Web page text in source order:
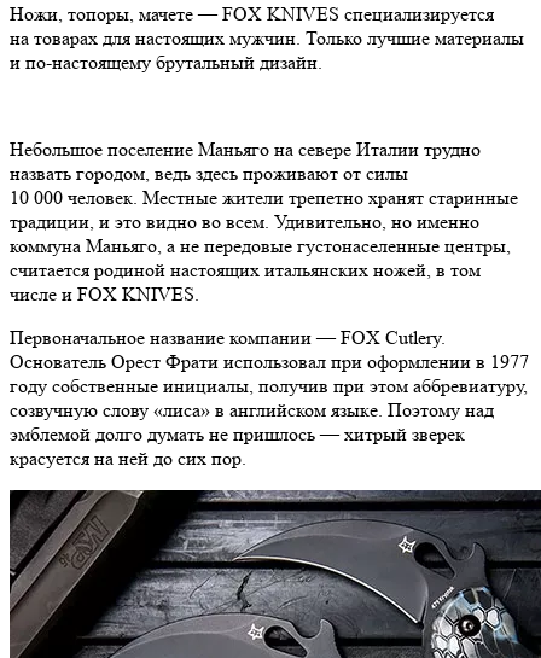
Ножи, топоры, мачете — FOX KNIVES специализируется
на товарах для настоящих мужчин. Только лучшие материалы
и по-настоящему брутальный дизайн.
Небольшое поселение Маньяго на севере Италии трудно
назвать городом, ведь здесь проживают от силы
10 000 человек. Местные жители трепетно хранят старинные
традиции, и это видно во всем. Удивительно, но именно
коммуна Маньяго, а не передовые густонаселенные центры,
считается родиной настоящих итальянских ножей, в том
числе и FOX KNIVES.
Первоначальное название компании — FOX Cutlery.
Основатель Орест Фрати использовал при оформлении в 1977
году собственные инициалы, получив при этом аббревиатуру,
созвучную слову «лиса» в английском языке. Поэтому над
эмблемой долго думать не пришлось — хитрый зверек
красуется на ней до сих пор.